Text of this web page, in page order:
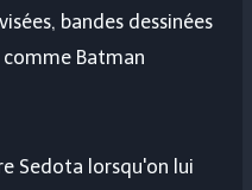
bandes dessinées
Batman
Sedota lorsqu'on lui